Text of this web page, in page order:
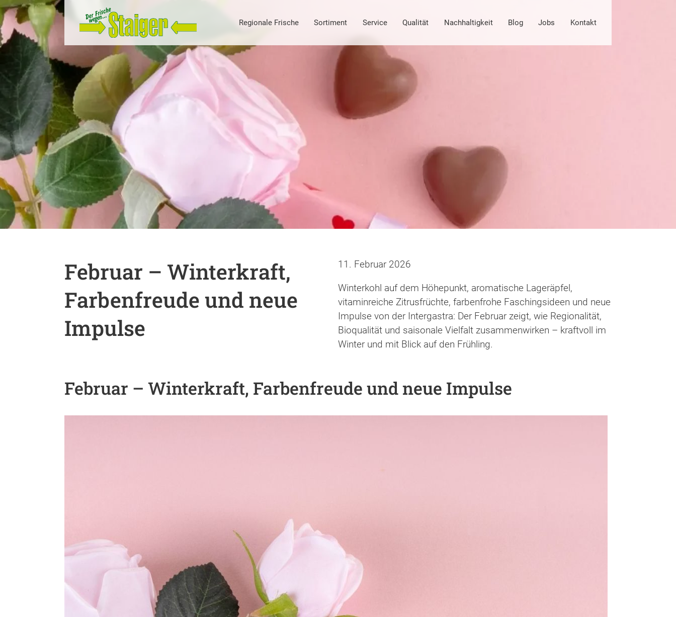
Regionale Frische Sortiment Service Qualität Nachhaltigkeit Blog Jobs Kontakt
Februar – Winterkraft,
Farbenfreude und neue
Impulse
11. Februar 2026
Winterkohl auf dem Höhepunkt, aromatische Lageräpfel,
vitaminreiche Zitrusfrüchte, farbenfrohe Faschingsideen und neue
Impulse von der Intergastra: Der Februar zeigt, wie Regionalität,
Bioqualität und saisonale Vielfalt zusammenwirken – kraftvoll im
Winter und mit Blick auf den Frühling.
Februar – Winterkraft, Farbenfreude und neue Impulse